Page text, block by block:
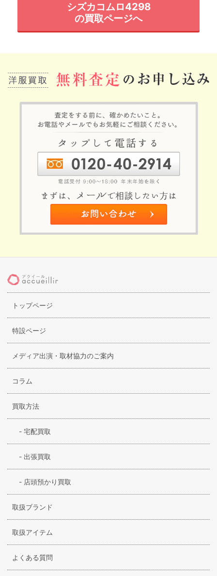
シズカコムロ4298
の買取ページへ
トップページ
特設ページ
メディア出演・取材協力のご案内
コラム
買取方法
- 宅配買取
- 出張買取
- 店頭預かり買取
取扱ブランド
取扱アイテム
よくある質問